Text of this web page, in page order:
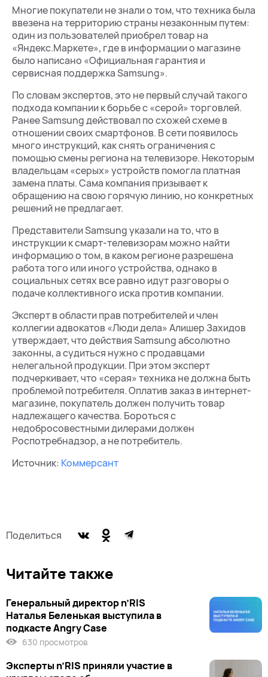
Многие покупатели не знали о том, что техника была
ввезена на территорию страны незаконным путем:
один из пользователей приобрел товар на
«Яндекс.Маркете», где в информации о магазине
было написано «Официальная гарантия и
сервисная поддержка Samsung».
По словам экспертов, это не первый случай такого
подхода компании к борьбе с «серой» торговлей.
Ранее Samsung действовал по схожей схеме в
отношении своих смартфонов. В сети появилось
много инструкций, как снять ограничения с
помощью смены региона на телевизоре. Некоторым
владельцам «серых» устройств помогла платная
замена платы. Сама компания призывает к
обращению на свою горячую линию, но конкретных
решений не предлагает.
Представители Samsung указали на то, что в
инструкции к смарт-телевизорам можно найти
информацию о том, в каком регионе разрешена
работа того или иного устройства, однако в
социальных сетях все равно идут разговоры о
подаче коллективного иска против компании.
Эксперт в области прав потребителей и член
коллегии адвокатов «Люди дела» Алишер Захидов
утверждает, что действия Samsung абсолютно
законны, а судиться нужно с продавцами
нелегальной продукции. При этом эксперт
подчеркивает, что «серая» техника не должна быть
проблемой потребителя. Оплатив заказ в интернет-
магазине, покупатель должен получить товар
надлежащего качества. Бороться с
недобросовестными дилерами должен
Роспотребнадзор, а не потребитель.
Источник: Коммерсант
Поделиться
Читайте также
Генеральный директор n’RIS
Наталья Беленькая выступила в
подкасте Angry Case
630 просмотров
Эксперты n’RIS приняли участие в